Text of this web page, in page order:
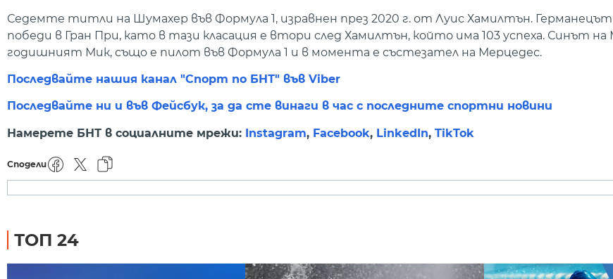
Седемте титли на Шумахер във Формула 1, изравнен през 2020 г. от Луис Хамилтън. Германецът
победи в Гран При, като в тази класация е втори след Хамилтън, който има 103 успеха. Синът на
годишният Мик, също е пилот във Формула 1 и в момента е състезател на Мерцедес.
Последвайте нашия канал "Спорт по БНТ" във Viber
Последвайте ни и във Фейсбук, за да сте винаги в час с последните спортни новини
Намерете БНТ в социалните мрежи: Instagram, Facebook, LinkedIn, TikTok
Сподели
ТОП 24